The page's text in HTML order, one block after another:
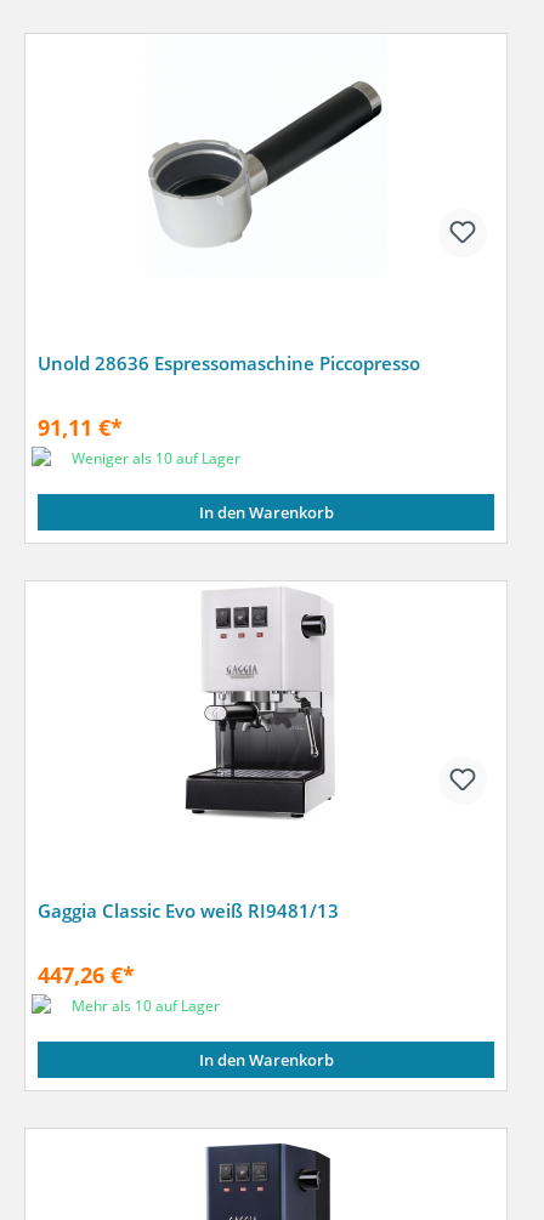
Unold 28636 Espressomaschine Piccopresso
91,11 €*
Weniger als 10 auf Lager
In den Warenkorb
Gaggia Classic Evo weiß RI9481/13
447,26 €*
Mehr als 10 auf Lager
In den Warenkorb